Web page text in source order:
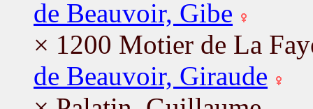
de Beauvoir, Gibe
× 1200 Motier de La
de Beauvoir, Giraude